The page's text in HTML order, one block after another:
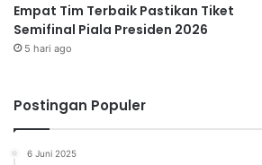
Empat Tim Terbaik Pastikan Tiket
Semifinal Piala Presiden 2026
5 hari ago
Postingan Populer
6 Juni 2025